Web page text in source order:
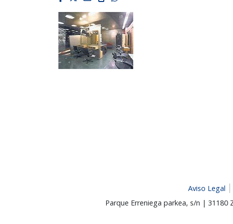
Aviso Legal
Parque Erreniega parkea, s/n | 31180